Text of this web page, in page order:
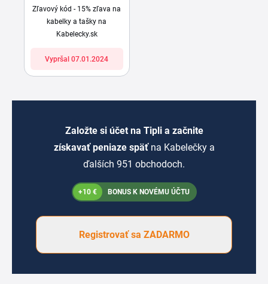
Zľavový kód - 15% zľava na
kabelky a tašky na
Kabelecky.sk
Vypršal 07.01.2024
Založte si účet na Tipli a začnite
získavať peniaze späť na Kabelečky a
ďalších 951 obchodoch.
+10 € BONUS K NOVÉMU ÚČTU
Registrovať sa ZADARMO